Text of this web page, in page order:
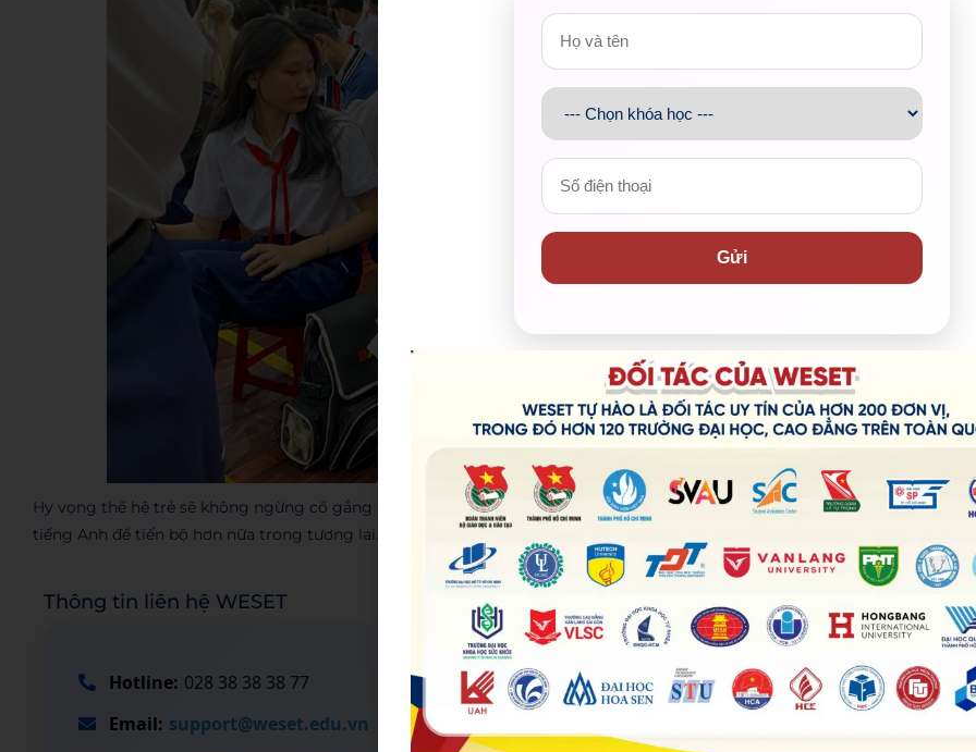
Hy vọng thế hệ trẻ sẽ không ngừng cố gắng để có thể thành công chinh phục nguyện vọng của bản thân, luôn trau dồi
tiếng Anh để tiến bộ hơn nữa trong tương lai.
Thông tin liên hệ WESET
Hotline: 028 38 38 38 77
Email: support@weset.edu.vn
Gửi